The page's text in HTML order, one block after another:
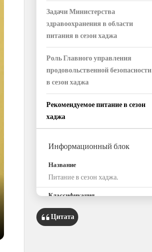
Задачи Министерства
здравоохранения в области
питания в сезон хаджа
Роль Главного управления
продовольственной безопасности
в сезон хаджа
Рекомендуемое питание в сезон
хаджа
Информационный блок
Название
Питание в сезон хаджа.
Классификация
Одна из услуг, предоставляемых
Саудовской Аравией паломникам.
Цитата